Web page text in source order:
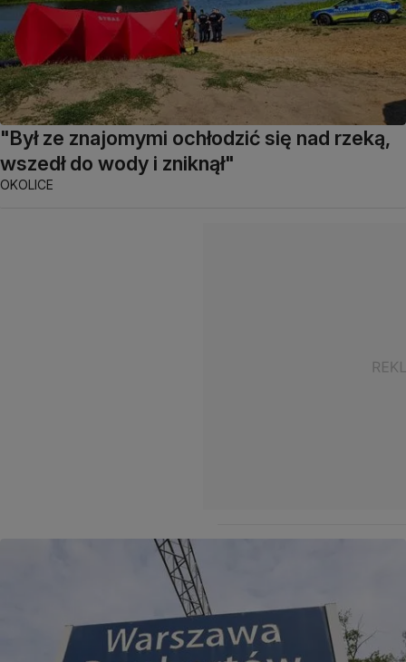
"Był ze znajomymi ochłodzić się nad rzeką,
wszedł do wody i zniknął"
OKOLICE